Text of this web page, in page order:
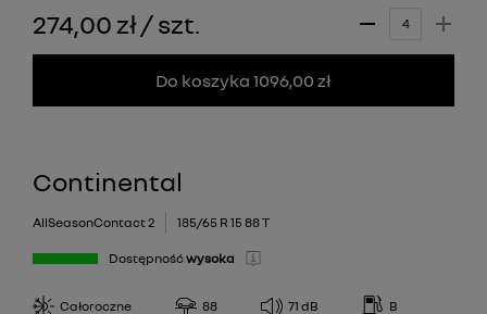
274,00 zł/szt.
Do koszyka 1096,00 zł
Continental
AllSeasonContact 2 185/65 R 15 88 T
Dostępność wysoka
Całoroczne 88 71 dB B